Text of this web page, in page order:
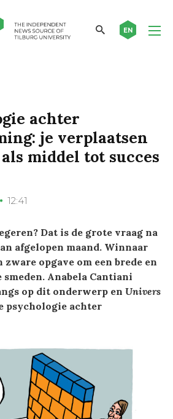
EN
achter
je verplaatsen
middel tot succes
12:41
Dat is de grote vraag na
afgelopen maand. Winnaar
zware opgave om een brede en
Anabela Cantiani
op dit onderwerp en Univers
psychologie achter